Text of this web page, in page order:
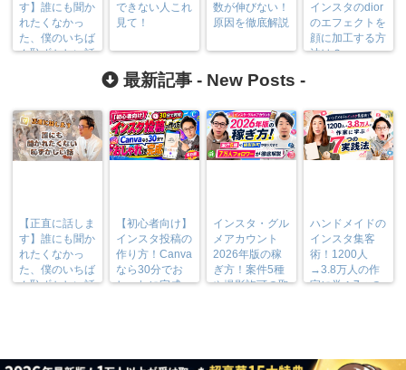
す】誰にも聞か
れたくなかっ
た、僕のいちば
ん恥ずかしい話
できない人これ
見て！
数が伸びない！
原因を徹底解説
インスタのdior
のエフェクトを
顔に加工する方
法は？
最新記事 - New Posts -
【正直に話しま
す】誰にも聞か
れたくなかっ
た、僕のいちば
ん恥ずかしい話
【初心者向け】
インスタ投稿の
作り方！Canva
なら30分でお
しゃれに完成
インスタ・グル
メアカウント
2026年版の稼
ぎ方！案件5種
や撮影許可の取
ハンドメイドの
インスタ集客
術！1200人
→3.8万人の作
家に学ぶ7つの